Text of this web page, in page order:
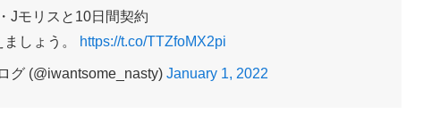
・Jモリスと10日間契約
しょう。
https://t.co/TTZfoMX2pi
グ (@iwantsome_nasty) January 1, 2022